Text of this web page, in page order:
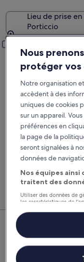
Lieu de prise
Porticcio
Lieu de prise
Prise en charge
21 août
Prise en charge
J’ai un code de
Comparez les
hôtel et location
maximum.
Porticcio :
de voitures
Économique
Économique
Nous
protéger vos
Notre organisation
accèdent à des
uniques de cookies
sur un appareil.
préférences en
la page de la
seront signalées à
données de
Nos équipes ainsi
traitent des
Utiliser des données de
les caractéristiques de
personnalisés, mesure
études d’audience et
Liste de nos